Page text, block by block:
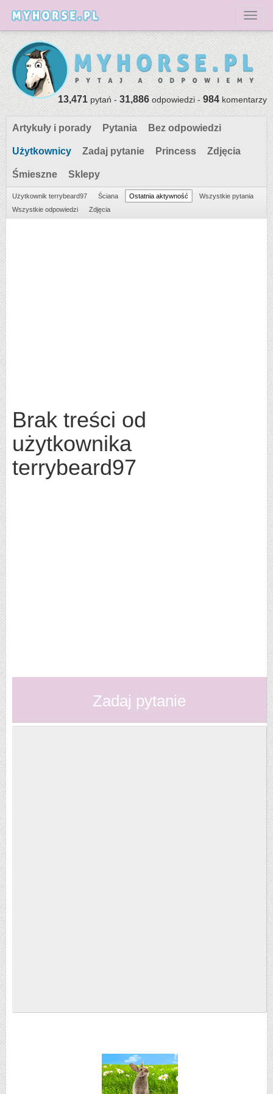
13,471pytań -31,886odpowiedzi -984komentarzy
Artykuły i porady Pytania Bez odpowiedzi
Użytkownicy Zadaj pytanie Princess Zdjęcia
Śmieszne Sklepy
Użytkownik terrybeard97 Ściana Ostatnia aktywność
Wszystkie pytania
Wszystkie odpowiedzi
Zdjęcia
Brak treści od
użytkownika
terrybeard97
Zadaj pytanie